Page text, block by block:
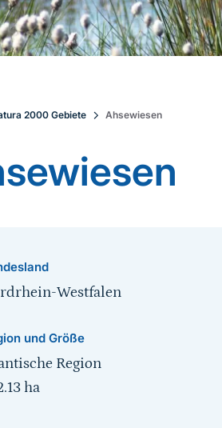
2000 Gebiete Ahsewiesen
Westfalen
und Größe
Region
ha